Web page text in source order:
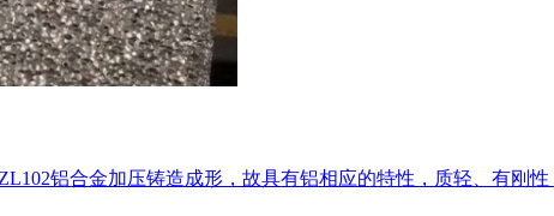
铝合金加压铸造成形，故具有铝相应的特性，质轻、有刚